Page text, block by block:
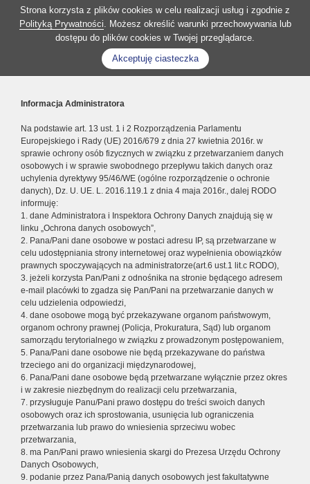
Strona korzysta z plików cookies w celu realizacji usług i zgodnie z
Polityką Prywatności. Możesz określić warunki przechowywania lub
dostępu do plików cookies w Twojej przeglądarce.
Akceptuję ciasteczka
Informacja Administratora
Na podstawie art. 13 ust. 1 i 2 Rozporządzenia Parlamentu
Europejskiego i Rady (UE) 2016/679 z dnia 27 kwietnia 2016r. w
sprawie ochrony osób fizycznych w związku z przetwarzaniem danych
osobowych i w sprawie swobodnego przepływu takich danych oraz
uchylenia dyrektywy 95/46/WE (ogólne rozporządzenie o ochronie
danych), Dz. U. UE. L. 2016.119.1 z dnia 4 maja 2016r., dalej RODO
informuję:
1. dane Administratora i Inspektora Ochrony Danych znajdują się w
linku „Ochrona danych osobowych”,
2. Pana/Pani dane osobowe w postaci adresu IP, są przetwarzane w
celu udostępniania strony internetowej oraz wypełnienia obowiązków
prawnych spoczywających na administratorze(art.6 ust.1 lit.c RODO),
3. jeżeli korzysta Pan/Pani z odnośnika na stronie będącego adresem
e-mail placówki to zgadza się Pan/Pani na przetwarzanie danych w
celu udzielenia odpowiedzi,
4. dane osobowe mogą być przekazywane organom państwowym,
organom ochrony prawnej (Policja, Prokuratura, Sąd) lub organom
samorządu terytorialnego w związku z prowadzonym postępowaniem,
5. Pana/Pani dane osobowe nie będą przekazywane do państwa
trzeciego ani do organizacji międzynarodowej,
6. Pana/Pani dane osobowe będą przetwarzane wyłącznie przez okres
i w zakresie niezbędnym do realizacji celu przetwarzania,
7. przysługuje Panu/Pani prawo dostępu do treści swoich danych
osobowych oraz ich sprostowania, usunięcia lub ograniczenia
przetwarzania lub prawo do wniesienia sprzeciwu wobec
przetwarzania,
8. ma Pan/Pani prawo wniesienia skargi do Prezesa Urzędu Ochrony
Danych Osobowych,
9. podanie przez Pana/Panią danych osobowych jest fakultatywne